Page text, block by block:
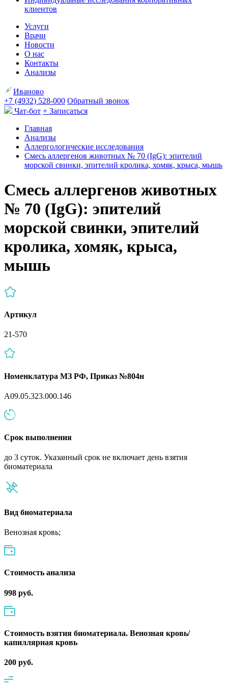
клиентов
Услуги
Врачи
Новости
О нас
Контакты
Анализы
Иваново
+7 (4932) 528-000 Обратный звонок
Чат-бот + Записаться
Главная
Анализы
Аллергологические исследования
Смесь аллергенов животных № 70 (IgG): эпителий
морской свинки, эпителий кролика, хомяк, крыса, мышь
Смесь аллергенов животных
№ 70 (IgG): эпителий
морской свинки, эпителий
кролика, хомяк, крыса,
мышь
Артикул
21-570
Номенклатура МЗ РФ, Приказ №804н
A09.05.323.000.146
Срок выполнения
до 3 суток. Указанный срок не включает день взятия
биоматериала
Вид биоматериала
Венозная кровь;
Cтоимость анализа
998 руб.
Стоимость взятия биоматериала. Венозная кровь/
капиллярная кровь
200 руб.